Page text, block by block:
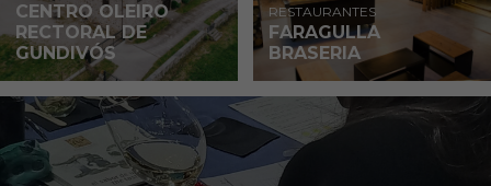
CENTRO OLEIRO
RECTORAL DE
GUNDIVÓS
RESTAURANTES
FARAGULLA
BRASERIA